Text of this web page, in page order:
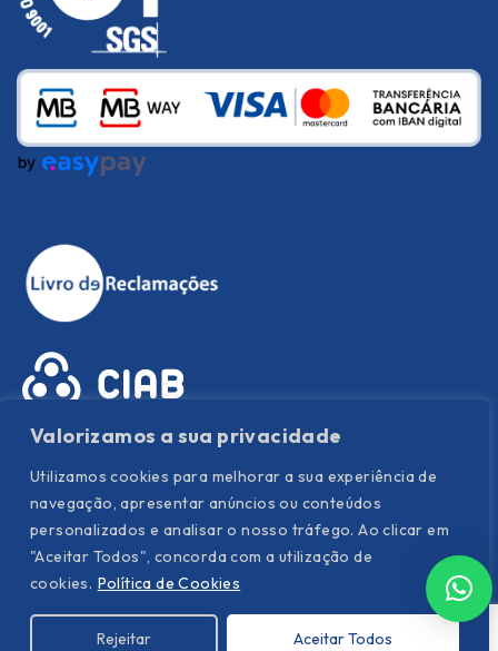
Valorizamos a sua privacidade
Utilizamos cookies para melhorar a sua experiência de
navegação, apresentar anúncios ou conteúdos
personalizados e analisar o nosso tráfego. Ao clicar em
"Aceitar Todos", concorda com a utilização de
cookies. Política de Cookies
Rejeitar Aceitar Todos
Política de Privacidade|Política de Cookies |
Termos e
condições